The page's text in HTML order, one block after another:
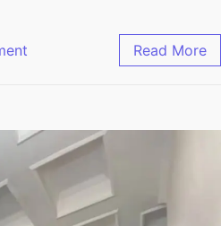
Read More